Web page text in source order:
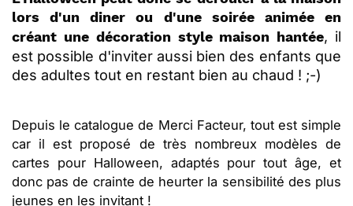
lors d'un diner ou d'une soirée animée en
créant une décoration style maison hantée, il
est possible d'inviter aussi bien des enfants que
des adultes tout en restant bien au chaud ! ;-)
Depuis le catalogue de Merci Facteur, tout est simple
car il est proposé de très nombreux modèles de
cartes pour Halloween, adaptés pour tout âge, et
donc pas de crainte de heurter la sensibilité des plus
jeunes en les invitant !